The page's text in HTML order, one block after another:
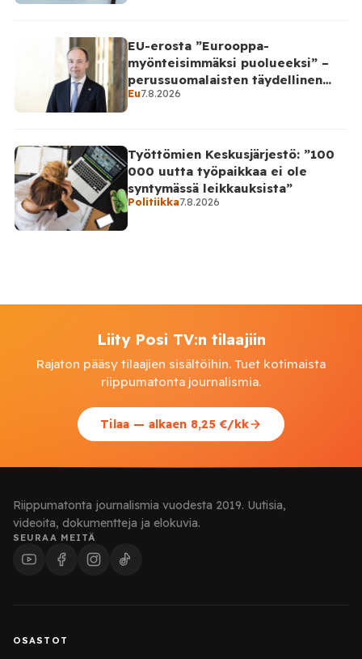
EU-erosta ”Eurooppa-
myönteisimmäksi puolueeksi” –
perussuomalaisten täydellinen
takinkääntö
Eu7.8.2026
Työttömien Keskusjärjestö: ”100
000 uutta työpaikkaa ei ole
syntymässä leikkauksista”
Politiikka7.8.2026
Liity Posi TV:n tilaajiin
Rajaton pääsy tilaajien sisältöihin. Tuet kotimaista
riippumatonta journalismia.
Tilaa — alkaen 8,25 €/kk
Riippumatonta journalismia vuodesta 2019. Uutisia,
videoita, dokumentteja ja elokuvia.
SEURAA MEITÄ
OSASTOT